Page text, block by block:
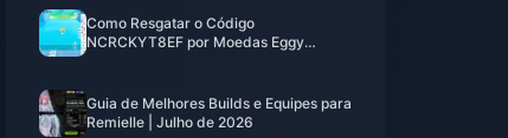
Como Resgatar o Código
NCRCKYT8EF por Moedas Eggy
Guia de Melhores Builds e Equipes para
Remielle | Julho de 2026